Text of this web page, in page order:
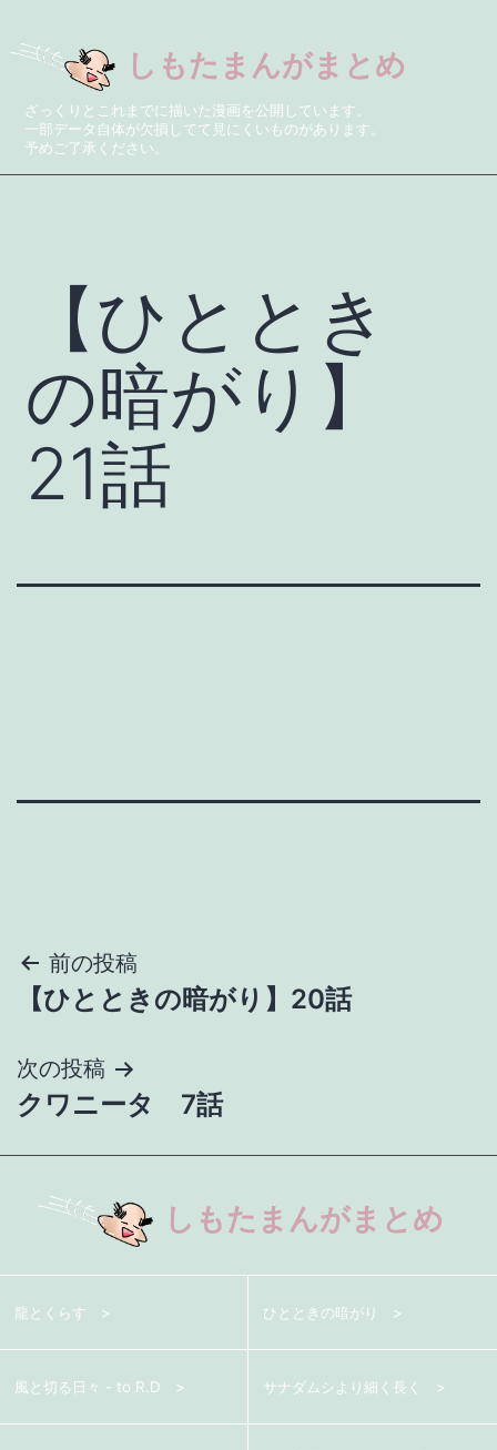
しもたまんがまとめ
ざっくりとこれまでに描いた漫画を公開しています。
一部データ自体が欠損してて見にくいものがあります。
予めご了承ください。
【ひととき
の暗がり】
21話
投
稿
ナ
ビ
ゲ
ー
シ
ョ
ン
前の投稿
【ひとときの暗がり】20話
次の投稿
クワニータ 7話
しもたまんがまとめ
龍とくらす ひとときの暗がり
風と切る日々 - to R.D サナダムシより細く長く